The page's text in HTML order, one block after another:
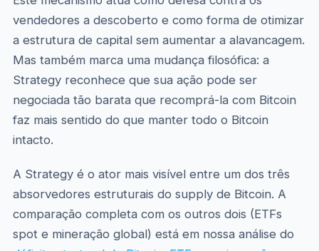
vendedores a descoberto e como forma de otimizar
a estrutura de capital sem aumentar a alavancagem.
Mas também marca uma mudança filosófica: a
Strategy reconhece que sua ação pode ser
negociada tão barata que recomprá-la com Bitcoin
faz mais sentido do que manter todo o Bitcoin
intacto.
A Strategy é o ator mais visível entre um dos três
absorvedores estruturais do supply de Bitcoin. A
comparação completa com os outros dois (ETFs
spot e mineração global) está em nossa análise do